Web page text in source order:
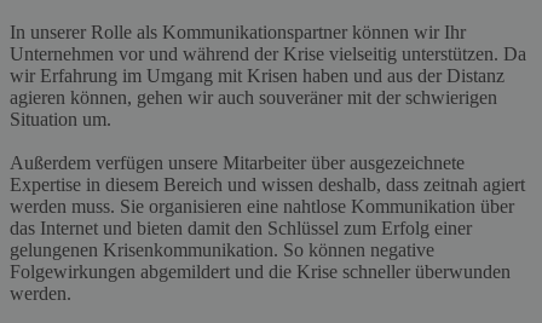
In unserer Rolle als Kommunikationspartner können wir Ihr
Unternehmen vor und während der Krise vielseitig unterstützen. Da
wir Erfahrung im Umgang mit Krisen haben und aus der Distanz
agieren können, gehen wir auch souveräner mit der schwierigen
Situation um.
Außerdem verfügen unsere Mitarbeiter über ausgezeichnete
Expertise in diesem Bereich und wissen deshalb, dass zeitnah agiert
werden muss. Sie organisieren eine nahtlose Kommunikation über
das Internet und bieten damit den Schlüssel zum Erfolg einer
gelungenen Krisenkommunikation. So können negative
Folgewirkungen abgemildert und die Krise schneller überwunden
werden.